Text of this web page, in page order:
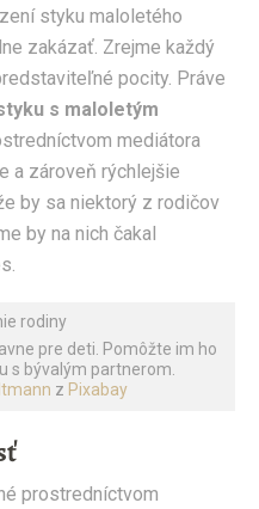
styku maloletého
zakázať. Zrejme každý
pocity. Práve
s maloletým
mediátora
a zároveň rýchlejšie
by sa niektorý z rodičov
by na nich čakal
pre deti. Pomôžte im ho
s bývalým partnerom.
z Pixabay
prostredníctvom